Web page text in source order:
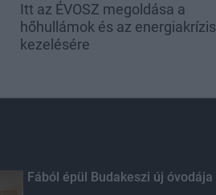
Itt az ÉVOSZ megoldása a
hőhullámok és az energiakrízis
kezelésére
Fából épül Budakeszi új óvodája